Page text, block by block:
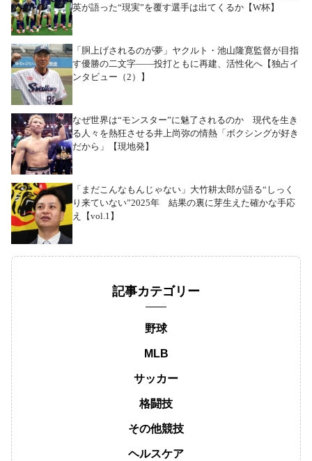
英が語った“現実”を覆す選手は出てくるか【W杯】
「胴上げされるのが夢」ヤクルト・池山隆寛監督が目指
す優勝の二文字――投打ともに再建、活性化へ【独占イ
ンタビュー（2）】
なぜ世界は“モンスター”に魅了されるのか 現代を生き
る人々を熱狂させる井上尚弥の情熱「ボクシングが好き
だから」【現地発】
「まだこんなもんじゃない」大竹耕太郎が語る“しっく
り来ていない”2025年 結果の裏に芽生えた確かな手応
え【vol.1】
記事カテゴリー
野球
MLB
サッカー
格闘技
その他競技
ヘルスケア